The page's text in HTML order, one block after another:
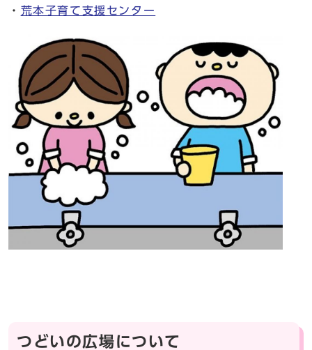
・ 荒本子育て支援センター
つどいの広場について